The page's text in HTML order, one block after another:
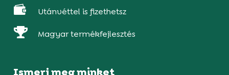
 Utánvéttel is fizethetsz
 Magyar termékfejlesztés
Ismerj meg minket